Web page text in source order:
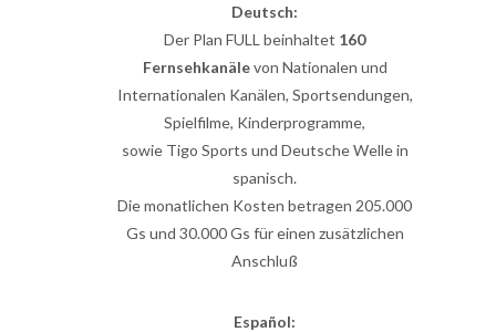
Deutsch:
Der Plan FULL beinhaltet 160
Fernsehkanälevon Nationalen und
Internationalen Kanälen, Sportsendungen,
Spielfilme, Kinderprogramme,
sowie Tigo Sports und Deutsche Welle in
spanisch.
Die monatlichen Kosten betragen 205.000
Gs und 30.000 Gs für einen zusätzlichen
Anschluß
Español: